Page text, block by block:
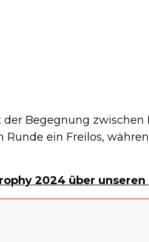
Begegnung zwischen
Runde ein Freilos,
2024 über unseren